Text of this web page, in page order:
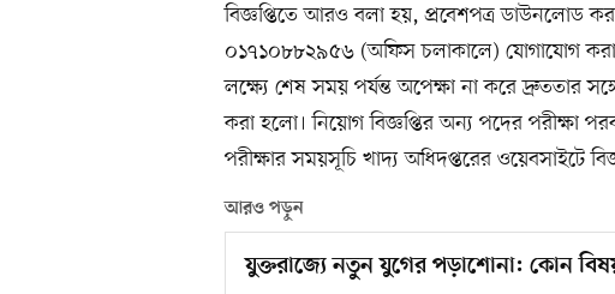
বিজ্ঞপ্তিতে আরও বলা হয়, প্রবেশপত্র ডাউনলোড
০১৭১০৮৮২৯৫৬ (অফিস চলাকালে) যোগাযোগ
লক্ষ্যে শেষ সময় পর্যন্ত অপেক্ষা না করে দ্রুততার
করা হলো। নিয়োগ বিজ্ঞপ্তির অন্য পদের পরীক্ষা
পরীক্ষার সময়সূচি খাদ্য অধিদপ্তরের ওয়েবসাইটে
আরও পড়ুন
যুক্তরাজ্যে নতুন যুগের পড়াশোনা: কোন